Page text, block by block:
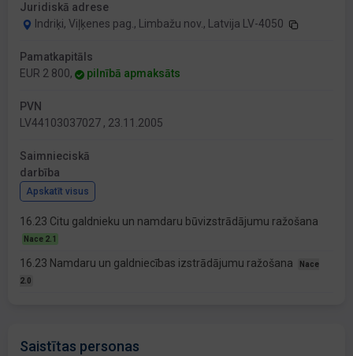
Juridiskā adrese
Indriķi, Viļķenes pag., Limbažu nov., Latvija LV-4050
Pamatkapitāls
EUR 2 800,
pilnībā apmaksāts
PVN
LV44103037027 , 23.11.2005
Saimnieciskā
darbība
Apskatīt visus
16.23 Citu galdnieku un namdaru būvizstrādājumu ražošana
Nace 2.1
16.23 Namdaru un galdniecības izstrādājumu ražošana
Nace
2.0
Saistītas personas